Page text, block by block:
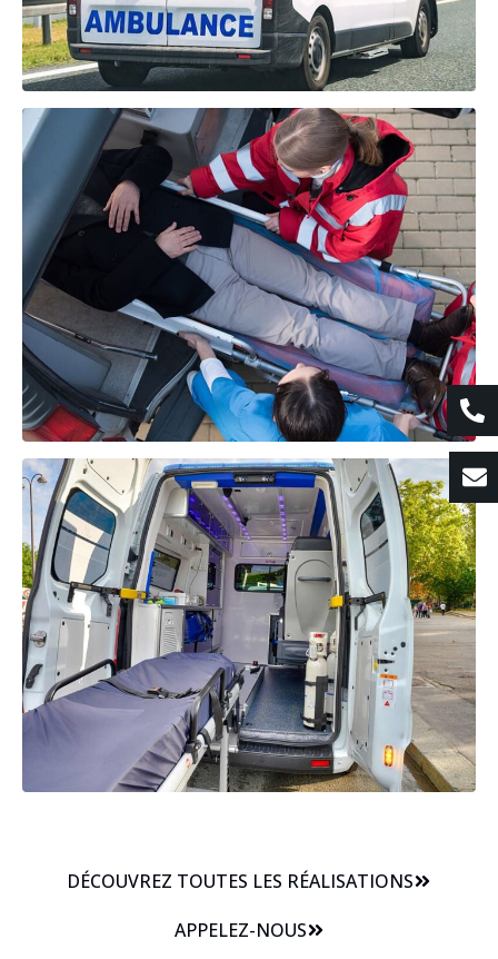
DÉCOUVREZ TOUTES LES RÉALISATIONS
APPELEZ-NOUS